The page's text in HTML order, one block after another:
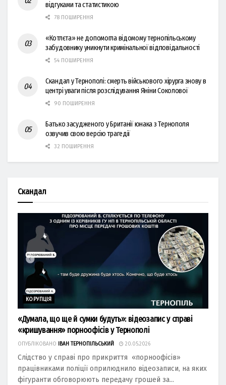
відгуками та статистикою
78 ПОШИРЕННЯ
«Котлєта» не допомогла відомому тернопільському
забудовнику уникнути кримінальної відповідальності
54 ПОШИРЕННЯ
Скандал у Тернополі: смерть військового хірурга знову в
центрі уваги після розслідування Яніни Соколової
90 ПОШИРЕННЯ
Батько засудженого у Британії юнака з Тернополя
озвучив свою версію трагедії
32 ПОШИРЕННЯ
Скандал
КОРУПЦІЯ
«Думала, що ще й сумки будуть»: відеозапис у справі
«кришування» порноофісів у Тернополі
ОПУБЛІКОВАНО ІВАН ТЕРНОПІЛЬСЬКИЙ 20.05.2026
Слідство у справі про прикриття «порноофісів»
працівниками поліції оприлюднило відеозаписи, на яких
фігуранти обговорюють передачу грошей за...